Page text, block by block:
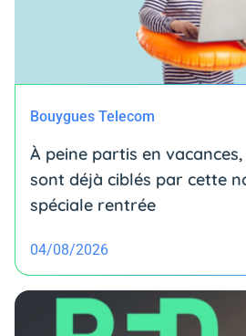
Bouygues Telecom
À peine partis en
sont déjà ciblés par cette
spéciale rentrée
04/08/2026